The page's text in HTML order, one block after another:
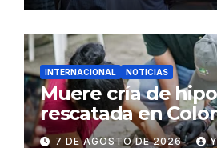
INTERNACIONAL NOTICIAS
Muere cría de
rescatada en
recibir atención
7 DE AGOSTO DE 2026